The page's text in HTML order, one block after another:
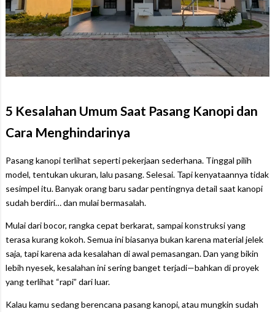
5 Kesalahan Umum Saat Pasang Kanopi dan
Cara Menghindarinya
Pasang kanopi terlihat seperti pekerjaan sederhana. Tinggal pilih
model, tentukan ukuran, lalu pasang. Selesai. Tapi kenyataannya tidak
sesimpel itu. Banyak orang baru sadar pentingnya detail saat kanopi
sudah berdiri… dan mulai bermasalah.
Mulai dari bocor, rangka cepat berkarat, sampai konstruksi yang
terasa kurang kokoh. Semua ini biasanya bukan karena material jelek
saja, tapi karena ada kesalahan di awal pemasangan. Dan yang bikin
lebih nyesek, kesalahan ini sering banget terjadi—bahkan di proyek
yang terlihat “rapi” dari luar.
Kalau kamu sedang berencana pasang kanopi, atau mungkin sudah